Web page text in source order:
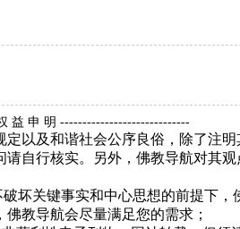
益 申 明 -----------------------------
定以及和谐社会公序良俗，除了注
自行核实。另外，佛教导航对其
坏关键事实和中心思想的前提下
教导航会尽量满足您的需求；